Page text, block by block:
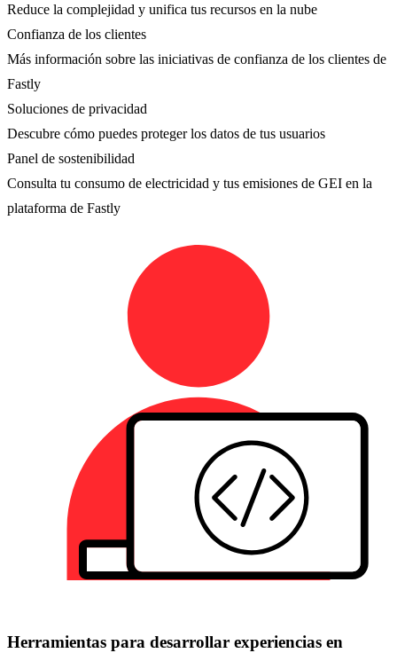
Reduce la complejidad y unifica tus recursos en la nube
Confianza de los clientes
Más información sobre las iniciativas de confianza de los clientes de
Fastly
Soluciones de privacidad
Descubre cómo puedes proteger los datos de tus usuarios
Panel de sostenibilidad
Consulta tu consumo de electricidad y tus emisiones de GEI en la
plataforma de Fastly
Herramientas para desarrollar experiencias en